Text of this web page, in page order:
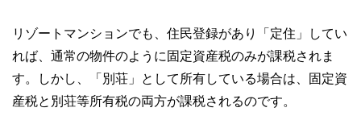
リゾートマンションでも、住民登録があり「定住」してい
れば、通常の物件のように固定資産税のみが課税されま
す。しかし、「別荘」として所有している場合は、固定資
産税と別荘等所有税の両方が課税されるのです。